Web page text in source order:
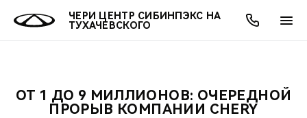
ЧЕРИ ЦЕНТР СИБИНПЭКС НА
ТУХАЧЕВСКОГО
МОДЕЛИ
ПОКУПАТЕЛЯМ
ВЛАДЕЛЬЦАМ
МИР CHERY
АКЦИИ
ОНЛАЙН СЕРВИСЫ
О КОМПАНИИ
ОТ 1 ДО 9 МИЛЛИОНОВ: ОЧЕРЕДНОЙ
ПРОРЫВ КОМПАНИИ CHERY